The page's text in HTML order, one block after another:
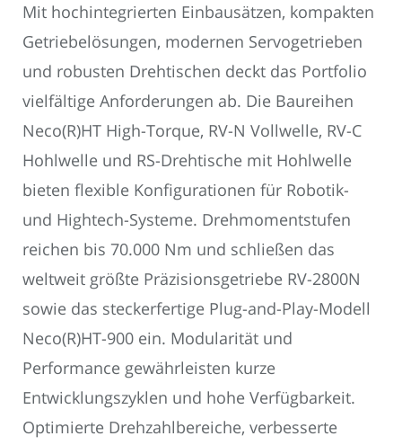
Mit hochintegrierten Einbausätzen, kompakten
Getriebelösungen, modernen Servogetrieben
und robusten Drehtischen deckt das Portfolio
vielfältige Anforderungen ab. Die Baureihen
Neco(R)HT High-Torque, RV-N Vollwelle, RV-C
Hohlwelle und RS-Drehtische mit Hohlwelle
bieten flexible Konfigurationen für Robotik-
und Hightech-Systeme. Drehmomentstufen
reichen bis 70.000 Nm und schließen das
weltweit größte Präzisionsgetriebe RV-2800N
sowie das steckerfertige Plug-and-Play-Modell
Neco(R)HT-900 ein. Modularität und
Performance gewährleisten kurze
Entwicklungszyklen und hohe Verfügbarkeit.
Optimierte Drehzahlbereiche, verbesserte